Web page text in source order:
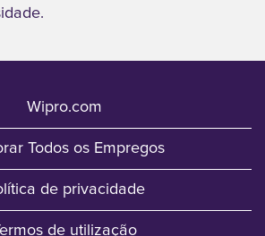
Wipro.com
Todos os Empregos
de privacidade
de utilização